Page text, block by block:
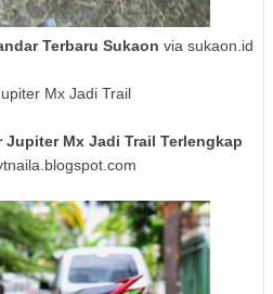
Terbaru Sukaon via sukaon.id
Mx Jadi Trail Terlengkap